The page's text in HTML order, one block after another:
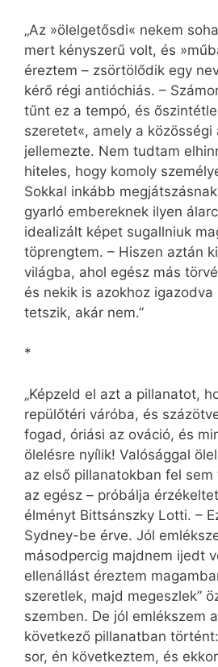
„Az »ölelgetősdi« nekem
mert kényszerű volt, és
éreztem – zsörtölődik egy
kérő régi antióchiás. –
tűnt ez a tempó, és
szeretet«, amely a közösségi
jellemezte. Nem tudtam
hiteles, hogy komoly
Sokkal inkább
gyarló embereknek ilyen
idealizált képet sugallniuk
töprengtem. – Hiszen aztán
világba, ahol egész más
és nekik is azokhoz
tetszik, akár nem.”
*
„Képzeld el azt a pillanatot,
repülőtéri váróba, és
fogad, óriási az ováció, és
ölelésre nyílik! Valósággal
az első pillanatokban fel
az egész – próbálja
élményt Bittsánszky Lotti. –
Sydney-be érve. Jól
másodpercig majdnem ijedt
ellenállást éreztem
szeretlek, majd megeszlek”
szemben. De jól emlékszem
következő pillanatban
sor, én következtem, és